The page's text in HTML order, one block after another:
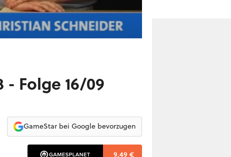
- Folge 16/09
GameStar bei Google bevorzugen
9,49 €